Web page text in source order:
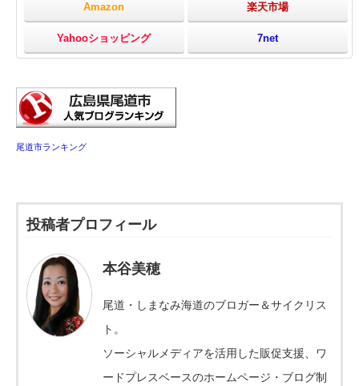
Amazon 楽天市場
Yahooショッピング 7net
尾道市ランキング
投稿者プロフィール
本谷美穂
尾道・しまなみ海道のブロガー＆サイクリス
ト。
ソーシャルメディアを活用した販促支援、ワ
ードプレスベースのホームページ・ブログ制